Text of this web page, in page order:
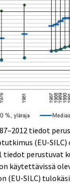
tiedot
(EU-SILC)
tiedot perustuvat
käytettävissä
(EU-SILC)